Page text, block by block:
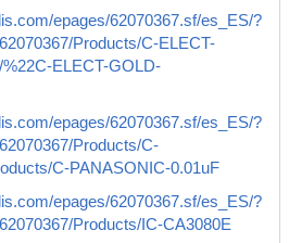
epages/62070367.sf/es_ES/?
Products/C-ELECT-
ELECT-GOLD-
epages/62070367.sf/es_ES/?
Products/C-
C-PANASONIC-0.01uF
epages/62070367.sf/es_ES/?
Products/IC-CA3080E